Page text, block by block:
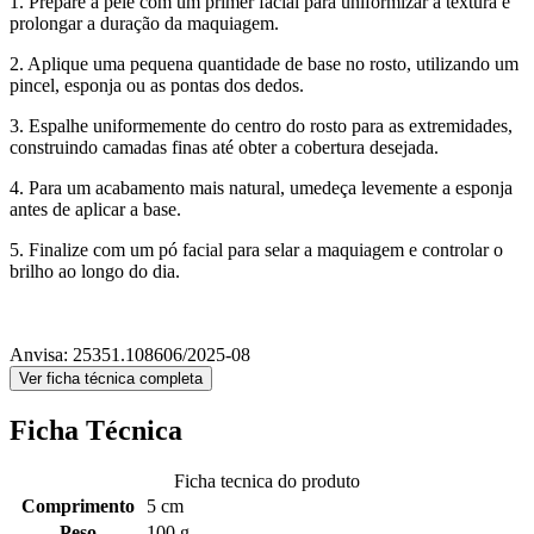
prolongar a duração da maquiagem.
2. Aplique uma pequena quantidade de base no rosto, utilizando um
pincel, esponja ou as pontas dos dedos.
3. Espalhe uniformemente do centro do rosto para as extremidades,
construindo camadas finas até obter a cobertura desejada.
4. Para um acabamento mais natural, umedeça levemente a esponja
antes de aplicar a base.
5. Finalize com um pó facial para selar a maquiagem e controlar o
brilho ao longo do dia.
Anvisa: 25351.108606/2025-08
Ver ficha técnica completa
Ficha Técnica
Ficha tecnica do produto
Comprimento
5 cm